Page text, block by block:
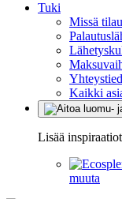
Tuki
Missä
Kaikki
Lisää
muuta